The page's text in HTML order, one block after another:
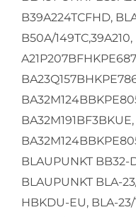
B39A224TCFHD,
B50A/
BLAUPUNKT BB32-
BLAUPUNKT BLA-
HBKDU-EU, BLA-